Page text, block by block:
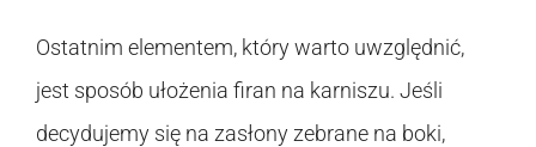
Ostatnim elementem, który warto uwzględnić,
jest sposób ułożenia firan na karniszu. Jeśli
decydujemy się na zasłony zebrane na boki,